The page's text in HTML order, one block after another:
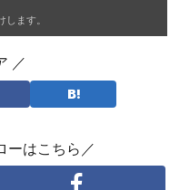
します。
／
ーはこちら／